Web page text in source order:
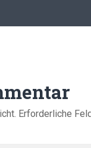
Erforderliche